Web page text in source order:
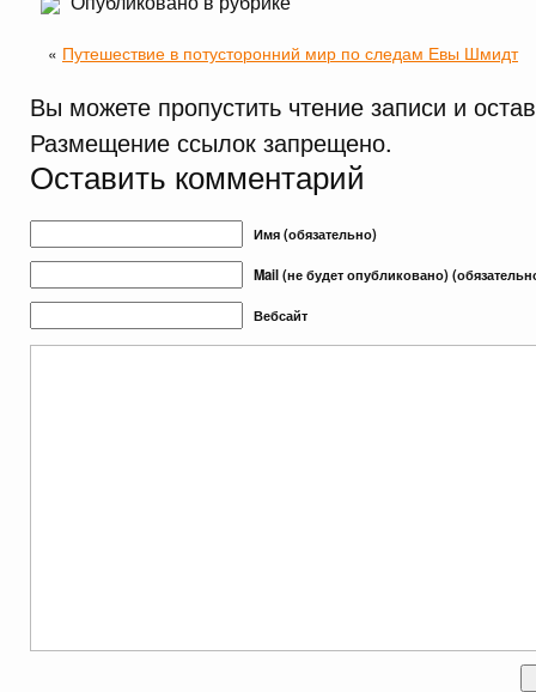
« Путешествие в потусторонний мир по следам Евы Шмидт
Вы можете пропустить чтение записи и
Размещение ссылок запрещено.
Оставить комментарий
Имя (обязательно)
Mail (не будет опубликовано)
Вебсайт